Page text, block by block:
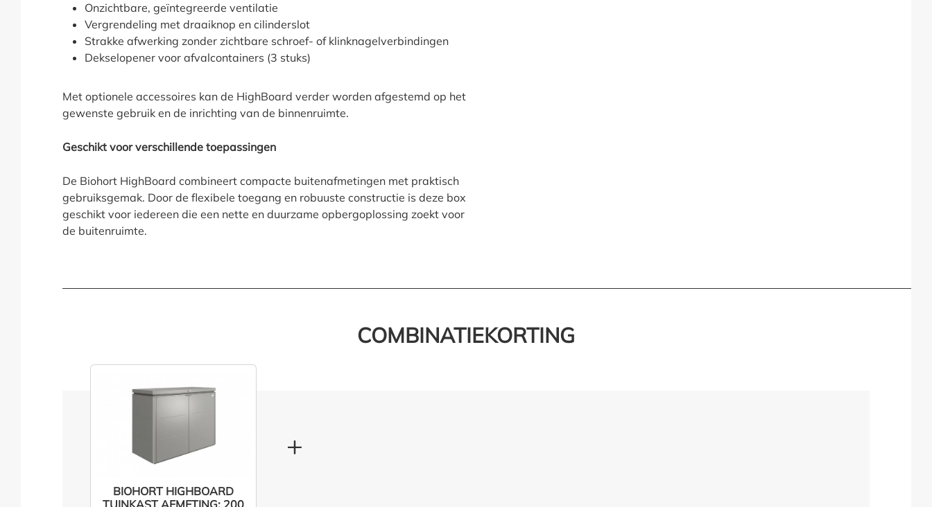
Onzichtbare, geïntegreerde ventilatie
Vergrendeling met draaiknop en cilinderslot
Strakke afwerking zonder zichtbare schroef- of klinknagelverbindingen
Dekselopener voor afvalcontainers (3 stuks)
Met optionele accessoires kan de HighBoard verder worden afgestemd op het
gewenste gebruik en de inrichting van de binnenruimte.
Geschikt voor verschillende toepassingen
De Biohort HighBoard combineert compacte buitenafmetingen met praktisch
gebruiksgemak. Door de flexibele toegang en robuuste constructie is deze box
geschikt voor iedereen die een nette en duurzame opbergoplossing zoekt voor
de buitenruimte.
COMBINATIEKORTING
BIOHORT HIGHBOARD
TUINKAST AFMETING: 200